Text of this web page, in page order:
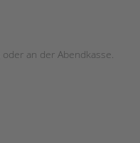
oder an der Abendkasse.